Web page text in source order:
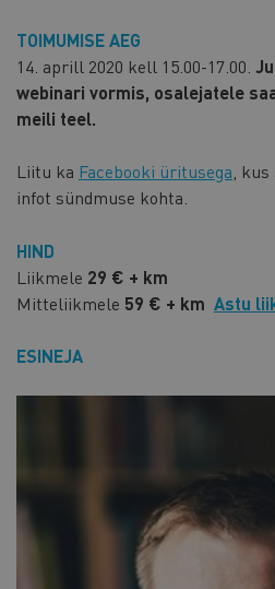
TOIMUMISE AEG
14. aprill 2020 kell 15.00-17.00.
webinari vormis, osalejatele
meili teel.
Liitu ka Facebooki üritusega ,
infot sündmuse kohta.
HIND
Liikmele 29 € + km
Mitteliikmele 59 € + km Astu
ESINEJA